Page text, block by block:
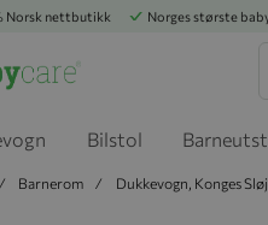
Norsk nettbutikk Norges største
Bilstol
Barnerom Dukkevogn, Konges